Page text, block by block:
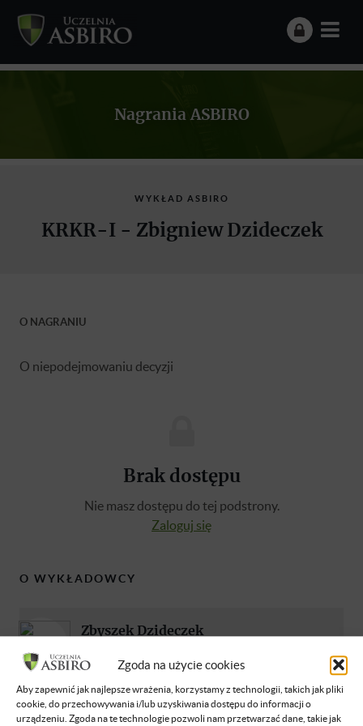
Zgoda na użycie cookies
Aby zapewnić jak najlepsze wrażenia, korzystamy z technologii, takich jak pliki
cookie, do przechowywania i/lub uzyskiwania dostępu do informacji o
urządzeniu. Zgoda na te technologie pozwoli nam przetwarzać dane, takie jak
Nagrania ASBIRO
WYKŁAD ASBIRO
KRKR-I - Zbigniew Dzideczek
O NAGRANIU
O niepodejmowaniu decyzji
Brak dostępu
Nie masz dostępu do tej podstrony.
Zaloguj się
O WYKŁADOWCY
Zbyszek Dzideczek
Krakowie oraz studiów podyplomowych na
różnych uczelniach w zakresie handlu
zagranicznego, ekonomii oraz stosunków